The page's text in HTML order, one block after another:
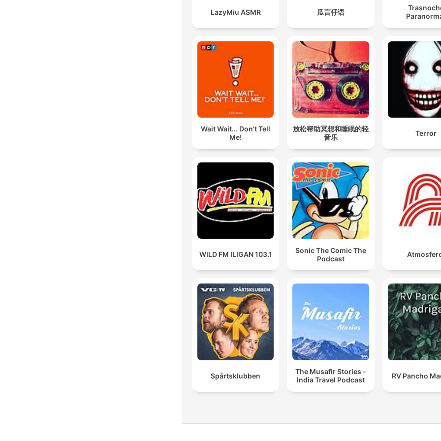
LazyMiu ASMR 瓜言仔语
Wait Wait... Don't Tell
Me!
放松帮助冥想和睡眠的轻
音乐
Terror
WILD FM ILIGAN 103.1
Sonic The Comic The
Podcast
Spårtsklubben
The Musafir Stories -
India Travel Podcast
RV Pancho